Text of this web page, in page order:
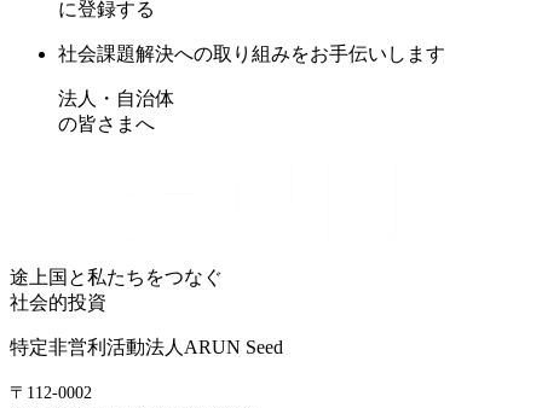
に登録する
社会課題解決への取り組みをお手伝いします
法人・自治体
の皆さまへ
途上国と私たちをつなぐ
社会的投資
特定非営利活動法人ARUN Seed
〒112-0002